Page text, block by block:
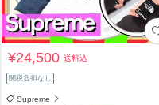
¥24,500送料込
関税負担なし
Supreme